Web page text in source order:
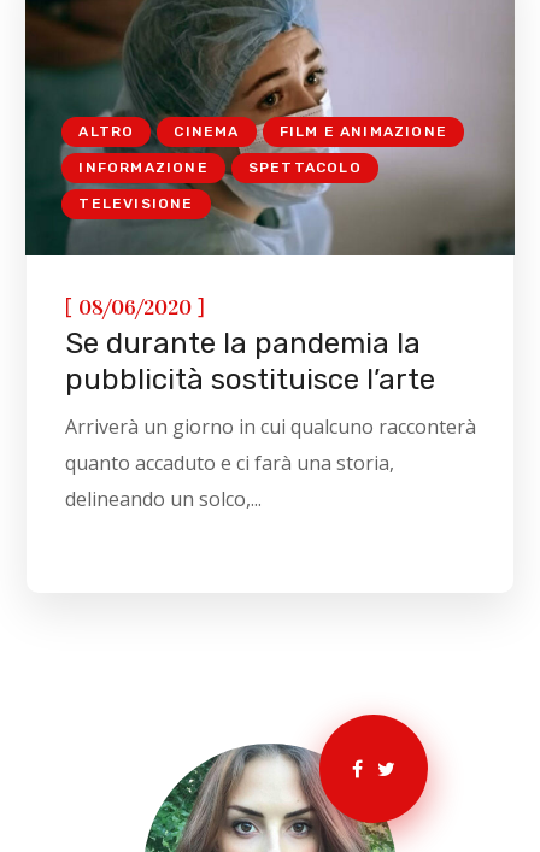
ALTRO CINEMA FILM E ANIMAZIONE
INFORMAZIONE SPETTACOLO
TELEVISIONE
[ 08/06/2020 ]
Se durante la pandemia la
pubblicità sostituisce l’arte
Arriverà un giorno in cui qualcuno racconterà
quanto accaduto e ci farà una storia,
delineando un solco,...